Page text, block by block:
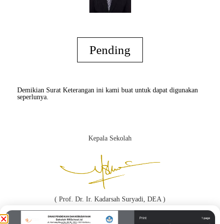
Pending
Demikian Surat Keterangan ini kami buat untuk dapat digunakan
seperlunya.
Kepala Sekolah
( Prof. Dr. Ir. Kadarsah Suryadi, DEA )
Orang Tua / Wali*